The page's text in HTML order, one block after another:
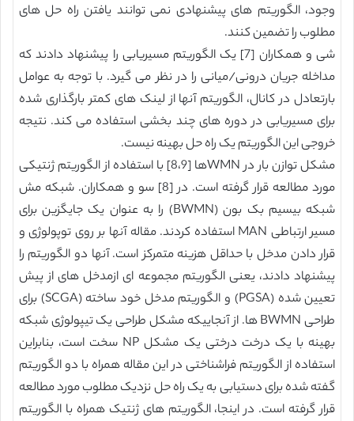
وجود، الگوریتم های پیشنهادی نمی توانند یافتن راه حل های
مطلوب را تضمین کنند.
شی و همکاران [7] یک الگوریتم مسیریابی را پیشنهاد دادند که
مداخله جریان درونی/میانی را در نظر می گیرد. با توجه به عوامل
بارتعادل در کانال، الگوریتم آنها از لینک های کمتر بارگذاری شده
برای مسیریابی در دوره های چند بخشی استفاده می کند. نتیجه
خروجی این الگوریتم یک راه حل بهینه نیست.
مشکل توازن بار در WMNها [8،9] با استفاده از الگوریتم ژنتیکی
مورد مطالعه قرار گرفته است. در [8] سو و همکاران. شبکه مش
شبکه بیسیم بک بون (BWMN) را به عنوان یک جایگزین برای
مسیر ارتباطی MAN استفاده کردند. مقاله آنها بر روی توپولوژی و
قرار دادن مدخل با حداقل هزینه متمرکز است. آنها دو الگوریتم را
پیشنهاد دادند، یعنی الگوریتم مجموعه ای ازمدخل های از پیش
تعیین شده (PGSA) و الگوریتم مدخل خود ساخته (SCGA) برای
طراحی BWMN ها. از آنجاییکه مشکل طراحی یک تیپولوژی شبکه
بهینه با یک درخت درختی یک مشکل NP سخت است، بنابراین
استفاده از الگوریتم فراشناختی در این مقاله همراه با دو الگوریتم
گفته شده برای دستیابی به یک راه حل نزدیک مطلوب مورد مطالعه
قرار گرفته است. در اینجا، الگوریتم های ژنتیک همراه با الگوریتم